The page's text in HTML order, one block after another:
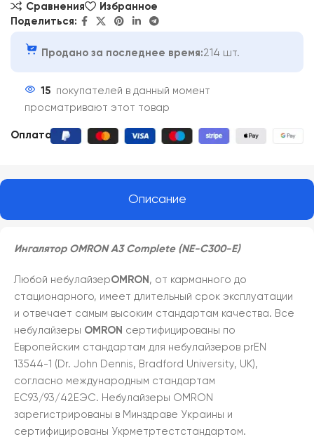
Сравнения
Избранное
Поделиться:
Продано за последнее время:214 шт.
15 покупателей в данный момент
просматривают этот товар
Оплата:
Описание
Ингалятор OMRON A3 Complete (NE-C300-E)
Любой небулайзерOMRON , от карманного до
стационарного, имеет длительный срок эксплуатации
и отвечает самым высоким стандартам качества. Все
небулайзеры OMRON сертифицированы по
Европейским стандартам для небулайзеров prEN
13544-1 (Dr. John Dennis, Bradford University, UK),
согласно международным стандартам
ЕС93/93/42ЕЭС. Небулайзеры OMRON
зарегистрированы в Минздраве Украины и
сертифицированы Укрметртестстандартом.